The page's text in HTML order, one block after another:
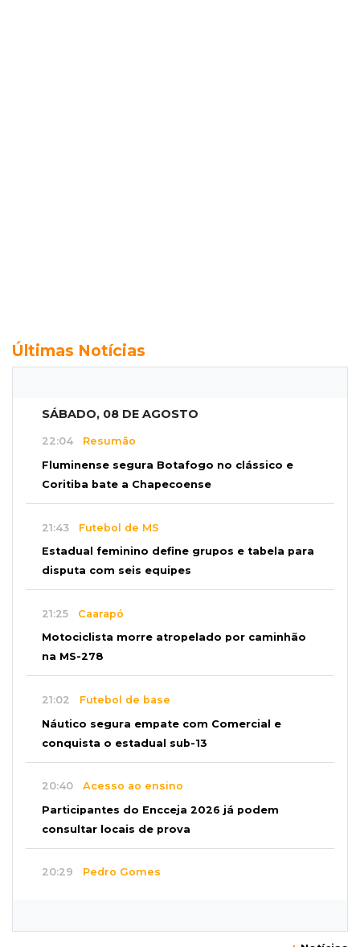
Últimas Notícias
SÁBADO, 08 DE AGOSTO
22:04 Resumão
Fluminense segura Botafogo no clássico e
Coritiba bate a Chapecoense
21:43 Futebol de MS
Estadual feminino define grupos e tabela para
disputa com seis equipes
21:25 Caarapó
Motociclista morre atropelado por caminhão
na MS-278
21:02 Futebol de base
Náutico segura empate com Comercial e
conquista o estadual sub-13
20:40 Acesso ao ensino
Participantes do Encceja 2026 já podem
consultar locais de prova
20:29 Pedro Gomes